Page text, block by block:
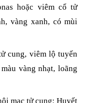
hoặc viêm cổ tử
vàng xanh, có mùi
cung, viêm lộ tuyến
vàng nhạt, loãng
mạc tử cung: Huyết